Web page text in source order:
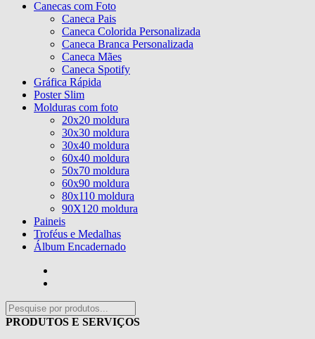
Canecas com Foto
Caneca Pais
Caneca Colorida Personalizada
Caneca Branca Personalizada
Caneca Mães
Caneca Spotify
Gráfica Rápida
Poster Slim
Molduras com foto
20x20 moldura
30x30 moldura
30x40 moldura
60x40 moldura
50x70 moldura
60x90 moldura
80x110 moldura
90X120 moldura
Paineis
Troféus e Medalhas
Álbum Encadernado
PRODUTOS E SERVIÇOS